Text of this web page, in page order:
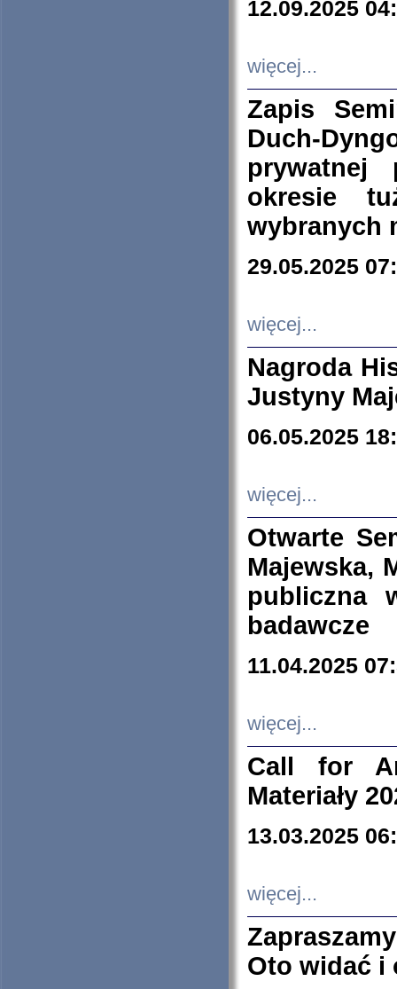
12.09.2025
więcej...
Zapis
Duch-
prywatnej
okresie
wybranych
29.05.2025
więcej...
Nagroda
Justyny
06.05.2025
więcej...
Otwarte
Majewska,
publiczna
badawcze
11.04.2025
więcej...
Call for
Materiały
13.03.2025
więcej...
Oto widać i